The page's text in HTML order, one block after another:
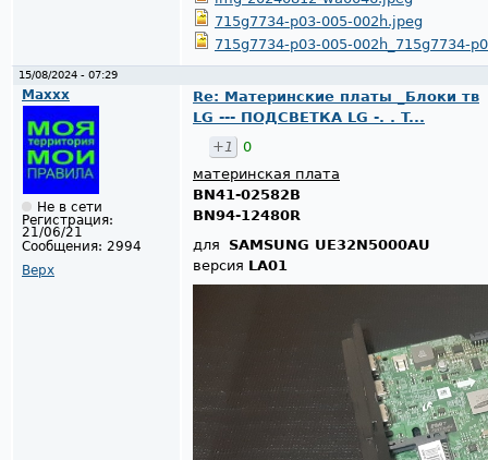
715g7734-p03-005-002h.jpeg
715g7734-p03-005-002h_715g7734-
15/08/2024 - 07:29
Maxxx
Не в сети
Регистрация:
21/06/21
Сообщения: 2994
Верх
Re: Материнские платы _Блоки тв
LG --- ПОДСВЕТКА LG -. . T...
+1
0
материнская плата
BN41-02582B
BN94-12480R
для SAMSUNG UE32N5000AU
версия LA01